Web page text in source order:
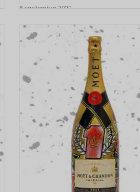
8 septembre 2022